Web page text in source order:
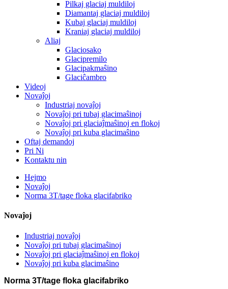
Pilkaj glaciaj muldiloj
Diamantaj glaciaj muldiloj
Kubaj glaciaj muldiloj
Kraniaj glaciaj muldiloj
Aliaj
Glaciosako
Glacipremilo
Glacipakmaŝino
Glaciĉambro
Videoj
Novaĵoj
Industriaj novaĵoj
Novaĵoj pri tubaj glacimaŝinoj
Novaĵoj pri glaciaĵmaŝinoj en flokoj
Novaĵoj pri kuba glacimaŝino
Oftaj demandoj
Pri Ni
Kontaktu nin
Hejmo
Novaĵoj
Norma 3T/tage floka glacifabriko
Novaĵoj
Industriaj novaĵoj
Novaĵoj pri tubaj glacimaŝinoj
Novaĵoj pri glaciaĵmaŝinoj en flokoj
Novaĵoj pri kuba glacimaŝino
Norma 3T/tage floka glacifabriko